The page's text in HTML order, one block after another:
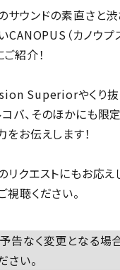
サウンドの素直さと渋
CANOPUS（カノウプ
紹介！
Superiorやくり
バ、そのほかにも限
をお伝えします！
リクエストにもお応え
視聴ください。
告なく変更となる場
さい。